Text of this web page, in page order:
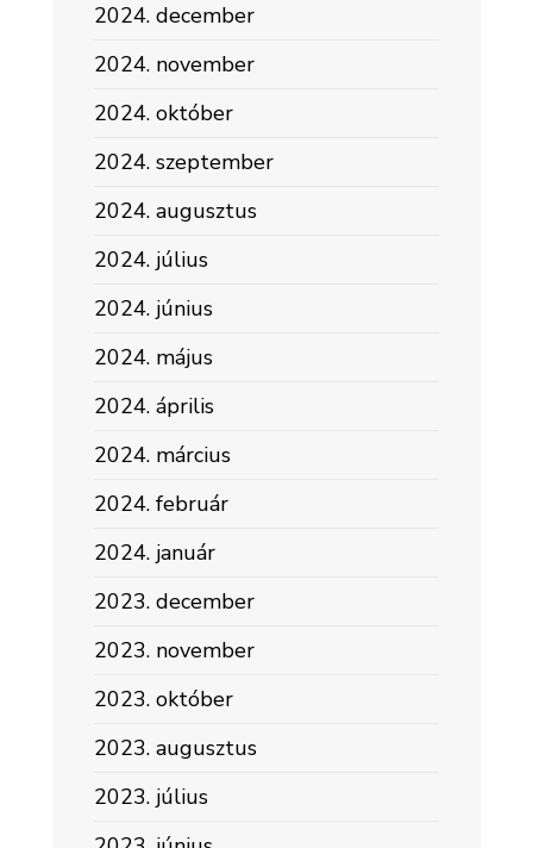
2024. december
2024. november
2024. október
2024. szeptember
2024. augusztus
2024. július
2024. június
2024. május
2024. április
2024. március
2024. február
2024. január
2023. december
2023. november
2023. október
2023. augusztus
2023. július